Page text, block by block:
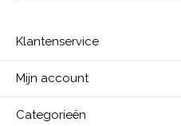
Klantenservice
Mijn account
Categorieën